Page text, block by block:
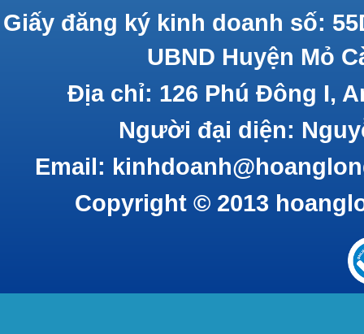
Giấy đăng ký kinh doanh số:
UBND Huyện Mỏ
Địa chỉ: 126 Phú Đông I,
Người đại diện:
Email:
Copyright © 2013